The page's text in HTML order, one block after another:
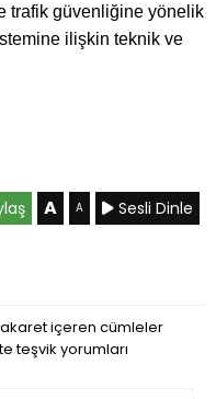
trafik güvenliğine yönelik
ilişkin teknik ve
A A Sesli Dinle
içeren cümleler
teşvik yorumları